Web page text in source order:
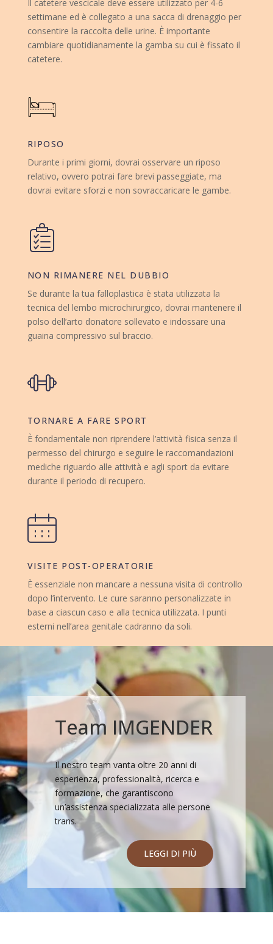
Il catetere vescicale deve essere utilizzato per 4-6
settimane ed è collegato a una sacca di drenaggio per
consentire la raccolta delle urine. È importante
cambiare quotidianamente la gamba su cui è fissato il
catetere.
RIPOSO
Durante i primi giorni, dovrai osservare un riposo
relativo, ovvero potrai fare brevi passeggiate, ma
dovrai evitare sforzi e non sovraccaricare le gambe.
NON RIMANERE NEL DUBBIO
Se durante la tua falloplastica è stata utilizzata la
tecnica del lembo microchirurgico, dovrai mantenere il
polso dell’arto donatore sollevato e indossare una
guaina compressivo sul braccio.
TORNARE A FARE SPORT
È fondamentale non riprendere l’attività fisica senza il
permesso del chirurgo e seguire le raccomandazioni
mediche riguardo alle attività e agli sport da evitare
durante il periodo di recupero.
VISITE POST-OPERATORIE
È essenziale non mancare a nessuna visita di controllo
dopo l’intervento. Le cure saranno personalizzate in
base a ciascun caso e alla tecnica utilizzata. I punti
esterni nell’area genitale cadranno da soli.
Team IMGENDER
Il nostro team vanta oltre 20 anni di
esperienza, professionalità, ricerca e
formazione, che garantiscono
un’assistenza specializzata alle persone
trans.
LEGGI DI PIÙ